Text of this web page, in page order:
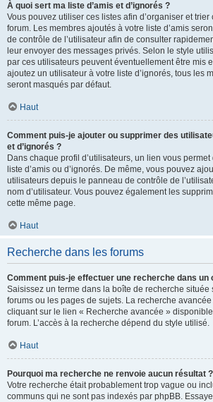
À quoi sert ma liste d’amis et d’ignorés ?
Vous pouvez utiliser ces listes afin d’organiser et
forum. Les membres ajoutés à votre liste d’amis
de contrôle de l’utilisateur afin de consulter
leur envoyer des messages privés. Selon le style
par ces utilisateurs peuvent éventuellement être mis
ajoutez un utilisateur à votre liste d’ignorés, tous les
seront masqués par défaut.
Haut
Comment puis-je ajouter ou supprimer des
et d’ignorés ?
Dans chaque profil d’utilisateurs, un lien vous
liste d’amis ou d’ignorés. De même, vous pouvez
utilisateurs depuis le panneau de contrôle de
nom d’utilisateur. Vous pouvez également les
cette même page.
Haut
Recherche dans les forums
Comment puis-je effectuer une recherche dans un
Saisissez un terme dans la boîte de recherche située
forums ou les pages de sujets. La recherche
cliquant sur le lien « Recherche avancée »
forum. L’accès à la recherche dépend du style utilisé.
Haut
Pourquoi ma recherche ne renvoie aucun résultat ?
Votre recherche était probablement trop vague ou
communs qui ne sont pas indexés par phpBB.